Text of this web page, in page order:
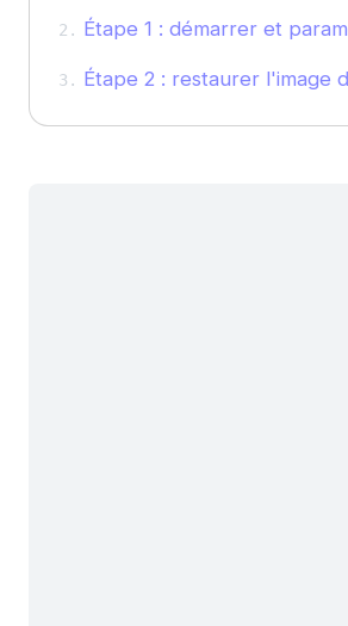
Étape 1 : démarrer et
Étape 2 : restaurer l'image